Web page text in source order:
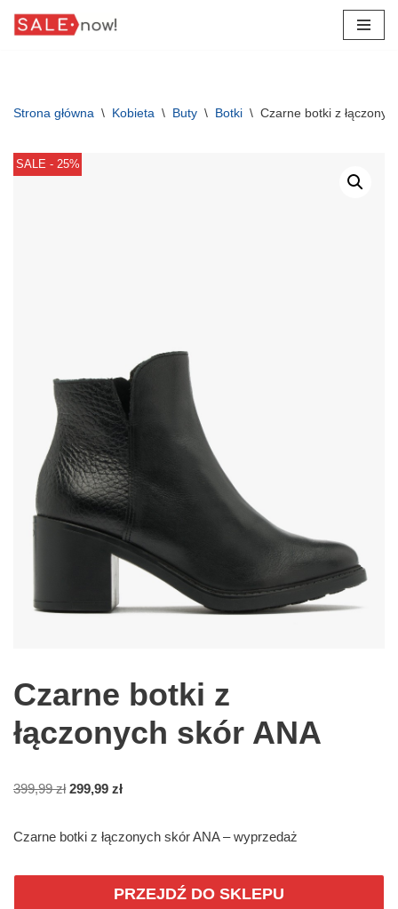
Strona główna \ Kobieta \ Buty \ Botki \ Czarne botki z
SALE - 25%
Czarne botki z
łączonych skór ANA
399,99zł 299,99 zł
Czarne botki z łączonych skór ANA – wyprzedaż
PRZEJDŹ DO SKLEPU